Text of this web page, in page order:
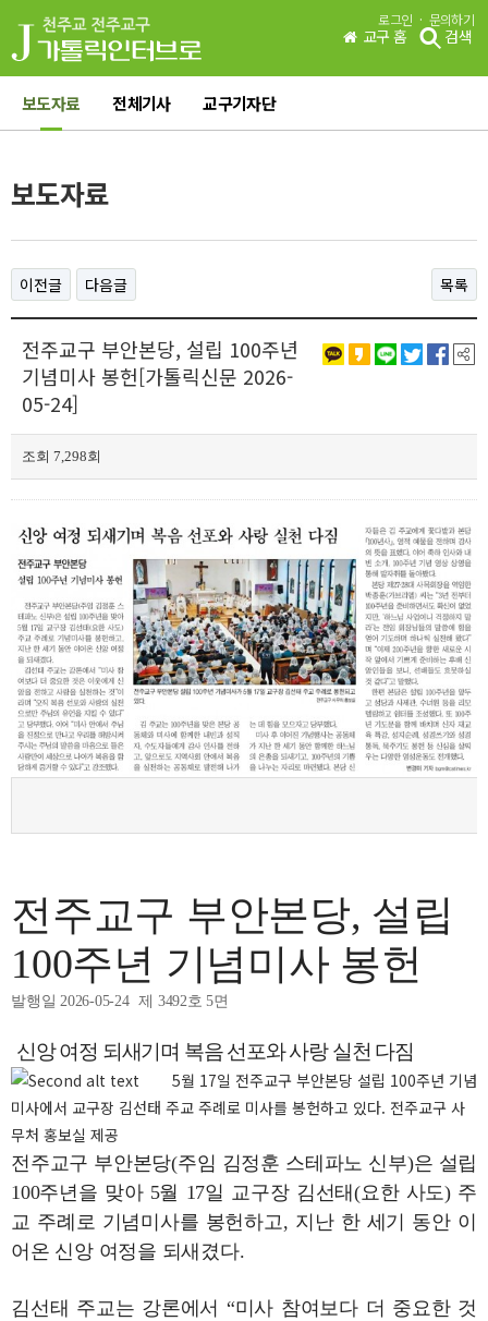
로그인 · 문의하기
교구 홈 검색
보도자료 전체기사 교구기자단
보도자료
이전글 다음글 목록
전주교구 부안본당, 설립 100주년
기념미사 봉헌[가톨릭신문 2026-
05-24]
조회 7,298회
전주교구 부안본당, 설립
100주년 기념미사 봉헌
발행일 2026-05-24 제 3492호 5면
신앙 여정 되새기며 복음 선포와 사랑 실천 다짐
5월 17일 전주교구 부안본당 설립 100주년 기념
미사에서 교구장 김선태 주교 주례로 미사를 봉헌하고 있다. 전주교구 사
무처 홍보실 제공
전주교구 부안본당(주임 김정훈 스테파노 신부)은 설립
100주년을 맞아 5월 17일 교구장 김선태(요한 사도) 주
교 주례로 기념미사를 봉헌하고, 지난 한 세기 동안 이
어온 신앙 여정을 되새겼다.
김선태 주교는 강론에서 “미사 참여보다 더 중요한 것